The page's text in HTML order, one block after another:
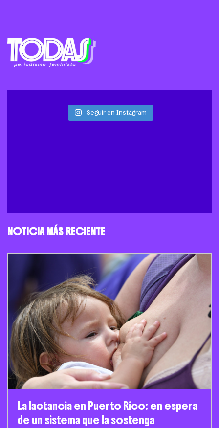
Seguir en Instagram
NOTICIA MÁS RECIENTE
La lactancia en Puerto Rico: en espera
de un sistema que la sostenga